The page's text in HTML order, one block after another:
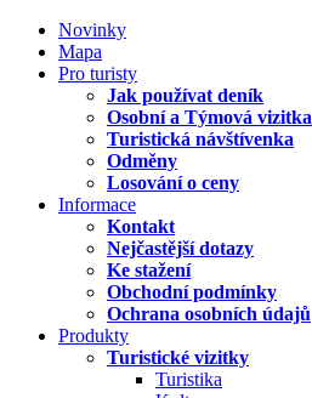
Novinky
Mapa
Pro turisty
Jak používat deník
Osobní a Týmová vizitka
Turistická návštívenka
Odměny
Losování o ceny
Informace
Kontakt
Nejčastější dotazy
Ke stažení
Obchodní podmínky
Ochrana osobních údajů
Produkty
Turistické vizitky
Turistika